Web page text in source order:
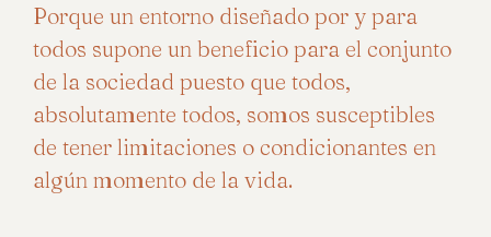
Porque un entorno diseñado por y para
todos supone un beneficio para el conjunto
de la sociedad puesto que todos,
absolutamente todos, somos susceptibles
de tener limitaciones o condicionantes en
algún momento de la vida.